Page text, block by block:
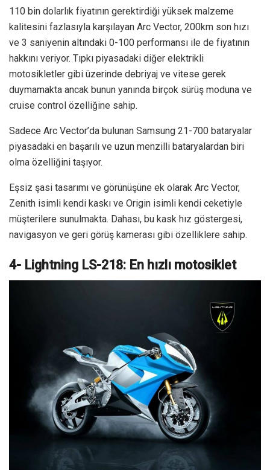
110 bin dolarlık fiyatının gerektirdiği yüksek malzeme
kalitesini fazlasıyla karşılayan Arc Vector, 200km son hızı
ve 3 saniyenin altındaki 0-100 performansı ile de fiyatının
hakkını veriyor. Tıpkı piyasadaki diğer elektrikli
motosikletler gibi üzerinde debriyaj ve vitese gerek
duymamakta ancak bunun yanında birçok sürüş moduna ve
cruise control özelliğine sahip.
Sadece Arc Vector’da bulunan Samsung 21-700 bataryalar
piyasadaki en başarılı ve uzun menzilli bataryalardan biri
olma özelliğini taşıyor.
Eşsiz şasi tasarımı ve görünüşüne ek olarak Arc Vector,
Zenith isimli kendi kaskı ve Origin isimli kendi ceketiyle
müşterilere sunulmakta. Dahası, bu kask hız göstergesi,
navigasyon ve geri görüş kamerası gibi özelliklere sahip.
4- Lightning LS-218: En hızlı motosiklet